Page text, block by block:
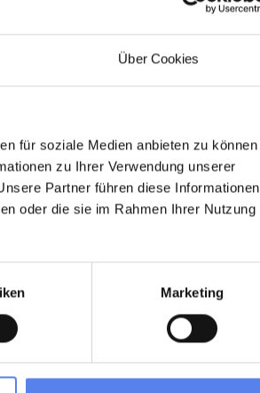
Über Cookies
für soziale Medien anbieten zu können
zu Ihrer Verwendung unserer
Partner führen diese Informationen
oder die sie im Rahmen Ihrer Nutzung
Marketing
des
für